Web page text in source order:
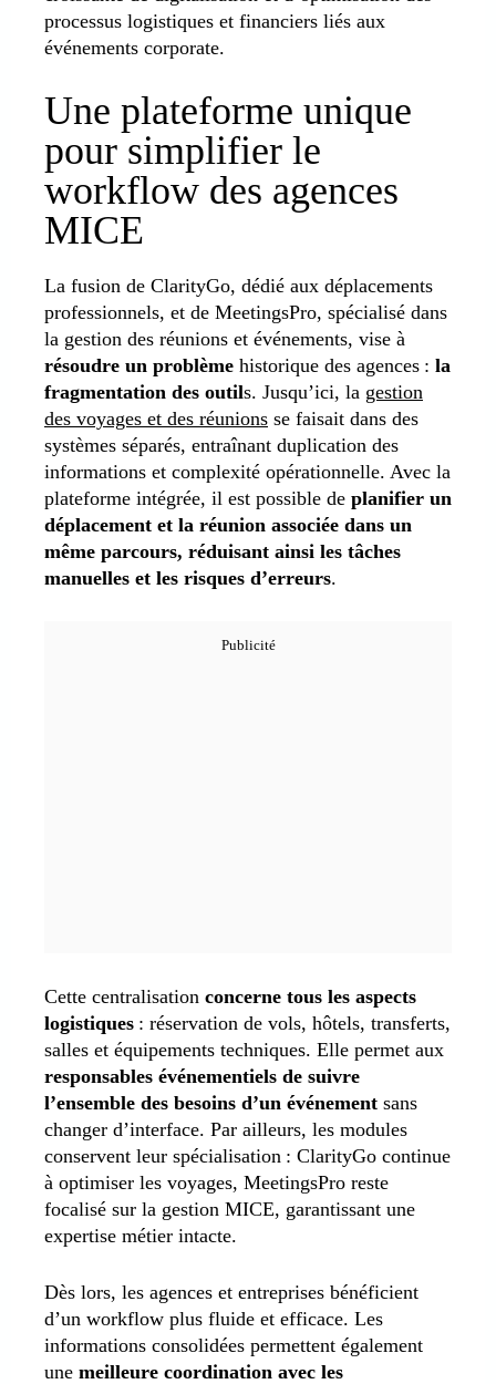
processus logistiques et financiers liés aux
événements corporate.
Une plateforme unique
pour simplifier le
workflow des agences
MICE
La fusion de ClarityGo, dédié aux déplacements
professionnels, et de MeetingsPro, spécialisé dans
la gestion des réunions et événements, vise à
résoudre un problème historique des agences : la
fragmentation des outils. Jusqu’ici, la gestion
des voyages et des réunions se faisait dans des
systèmes séparés, entraînant duplication des
informations et complexité opérationnelle. Avec la
plateforme intégrée, il est possible de planifier un
déplacement et la réunion associée dans un
même parcours, réduisant ainsi les tâches
manuelles et les risques d’erreurs.
Cette centralisation concerne tous les aspects
logistiques : réservation de vols, hôtels, transferts,
salles et équipements techniques. Elle permet aux
responsables événementiels de suivre
l’ensemble des besoins d’un événement sans
changer d’interface. Par ailleurs, les modules
conservent leur spécialisation : ClarityGo continue
à optimiser les voyages, MeetingsPro reste
focalisé sur la gestion MICE, garantissant une
expertise métier intacte.
Dès lors, les agences et entreprises bénéficient
d’un workflow plus fluide et efficace. Les
informations consolidées permettent également
une meilleure coordination avec les